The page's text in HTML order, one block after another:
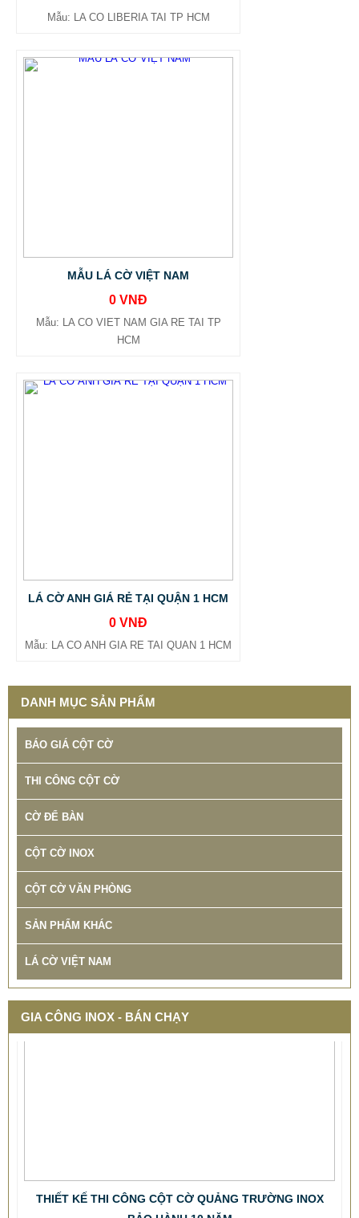
Mẫu: LA CO LIBERIA TAI TP HCM
MẪU LÁ CỜ VIỆT NAM
0 VNĐ
Mẫu: LA CO VIET NAM GIA RE TAI TP
HCM
LÁ CỜ ANH GIÁ RẺ TẠI QUẬN 1 HCM
0 VNĐ
Mẫu: LA CO ANH GIA RE TAI QUAN 1 HCM
DANH MỤC SẢN PHẨM
BÁO GIÁ CỘT CỜ
THI CÔNG CỘT CỜ
CỜ ĐỂ BÀN
CỘT CỜ INOX
CỘT CỜ VĂN PHÒNG
SẢN PHẨM KHÁC
LÁ CỜ VIỆT NAM
GIA CÔNG INOX - BÁN CHẠY
THIẾT KẾ THI CÔNG CỘT CỜ QUẢNG TRƯỜNG INOX
BẢO HÀNH 10 NĂM